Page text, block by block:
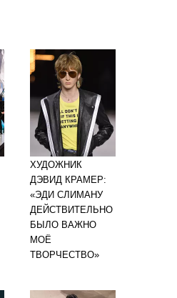
ХУДОЖНИК
ДЭВИД КРАМЕР:
«ЭДИ СЛИМАНУ
ДЕЙСТВИТЕЛЬНО
БЫЛО ВАЖНО
МОЁ
ТВОРЧЕСТВО»